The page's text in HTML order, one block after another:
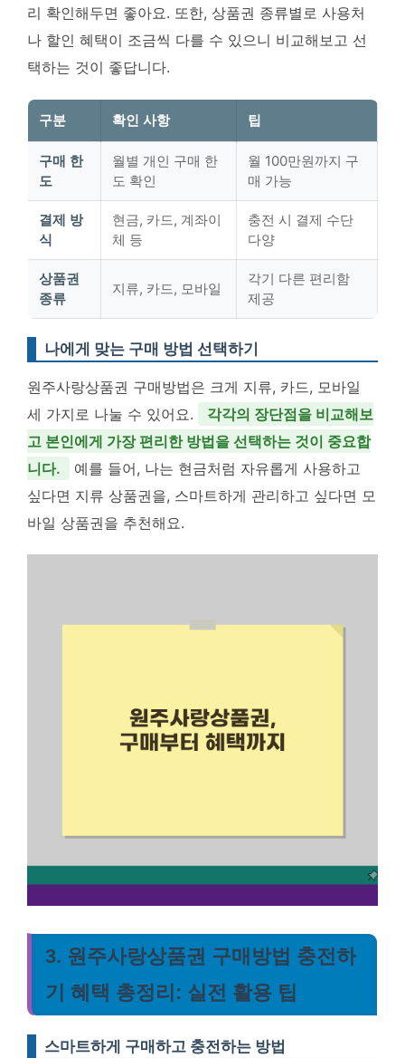
리 확인해두면 좋아요. 또한, 상품권 종류별로 사용처
나 할인 혜택이 조금씩 다를 수 있으니 비교해보고 선
택하는 것이 좋답니다.
구분 확인 사항 팁
구매 한
도
월별 개인 구매 한
도 확인
월 100만원까지 구
매 가능
결제 방
식
현금, 카드, 계좌이
체 등
충전 시 결제 수단
다양
상품권
종류
지류, 카드, 모바일
각기 다른 편리함
제공
나에게 맞는 구매 방법 선택하기
원주사랑상품권 구매방법은 크게 지류, 카드, 모바일
세 가지로 나눌 수 있어요.
각각의 장단점을 비교해보
고 본인에게 가장 편리한 방법을 선택하는 것이 중요합
니다.
예를 들어, 나는 현금처럼 자유롭게 사용하고
싶다면 지류 상품권을, 스마트하게 관리하고 싶다면 모
바일 상품권을 추천해요.
3. 원주사랑상품권 구매방법 충전하
기 혜택 총정리: 실전 활용 팁
스마트하게 구매하고 충전하는 방법